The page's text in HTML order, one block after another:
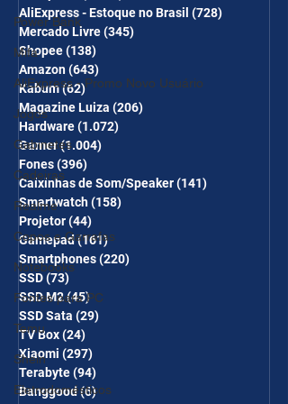
Power Bank
Mifa
AliExpress - Promo Novo Usuário
Jogos
Gabinetes
Cadeiras
Realme
Copos e Garrafas
Notebooks
Fontes para PC
Temu
Shein
Eletrodomésticos
COMBO
AliExpress - Estoque no Brasil (728)
Mercado Livre(345)
Shopee(138)
Amazon(643)
Kabum(62)62 posts
Magazine Luiza (206)
Hardware(1.072)
Gamer(1.004)
Fones(396)
Caixinhas de Som/Speaker(141)
Smartwatch(158)
Projetor(44)
Gamepad (161)161 posts
Smartphones(220)
SSD(73)
SSD M2(45)45 posts
SSD Sata (29)
TV Box(24)
Xiaomi (297)
Terabyte(94)
Banggood(6)6 posts